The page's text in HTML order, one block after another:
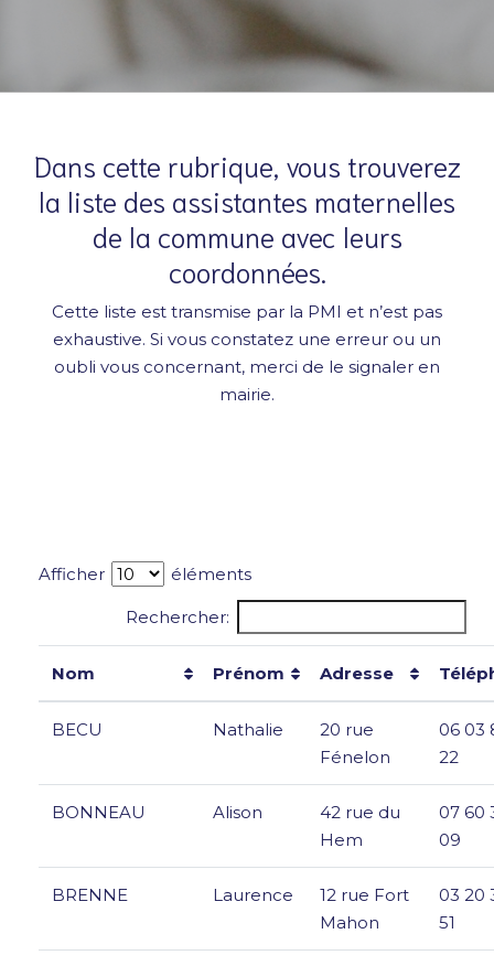
Dans cette rubrique, vous trouverez
la liste des assistantes maternelles
de la commune avec leurs
coordonnées.
Cette liste est transmise par la PMI et n’est pas
exhaustive. Si vous constatez une erreur ou un
oubli vous concernant, merci de le signaler en
mairie.
Afficher éléments
Rechercher:
Nom Prénom Adresse
BECU Nathalie
20 rue
Fénelon
06 03
22
BONNEAU Alison
42 rue du
Hem
07 60
09
BRENNE Laurence
12 rue Fort
Mahon
03 20
51